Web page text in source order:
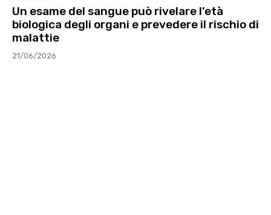
Un esame del sangue può rivelare l’età
biologica degli organi e prevedere il rischio di
malattie
21/06/2026